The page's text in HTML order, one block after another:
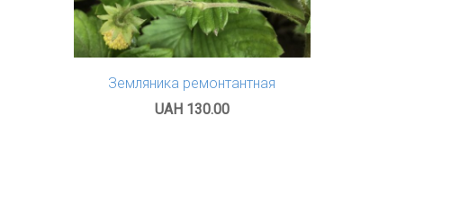
Земляника ремонтантная
UAH 130.00